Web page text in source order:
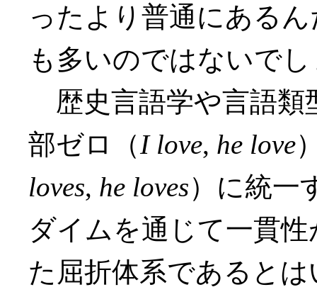
ったより普通にある
も多いのではないで
歴史言語学や言語類
部ゼロ（I love, he love
loves, he loves）に統一
ダイムを通じて一貫
た屈折体系であると